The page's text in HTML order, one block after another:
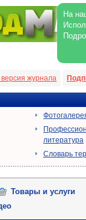
На
журнала
литература
Словарь
Товары и услуги